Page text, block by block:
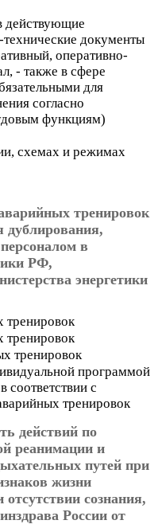
действующие
документы
оперативно-
- также в сфере
для
согласно
функциям)
схемах и режимах
тренировок
дублирования,
в
РФ,
энергетики
тренировок
тренировок
тренировок
программой
соответствии с
тренировок
действий по
реанимации и
путей при
жизни
сознания,
России от